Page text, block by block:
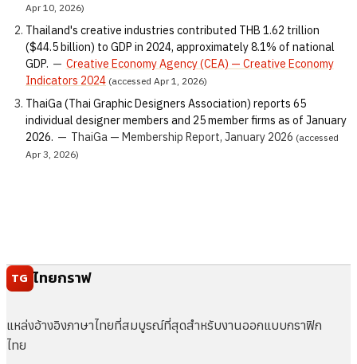
Apr 10, 2026)
Thailand's creative industries contributed THB 1.62 trillion
($44.5 billion) to GDP in 2024, approximately 8.1% of national
GDP. — Creative Economy Agency (CEA) — Creative Economy
Indicators 2024 (accessed Apr 1, 2026)
ThaiGa (Thai Graphic Designers Association) reports 65
individual designer members and 25 member firms as of January
2026. — ThaiGa — Membership Report, January 2026 (accessed
Apr 3, 2026)
TG ไทยกราฟ
แหล่งอ้างอิงภาษาไทยที่สมบูรณ์ที่สุดสำหรับงานออกแบบกราฟิก
ไทย